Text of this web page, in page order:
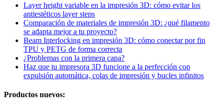
Layer height variable en la impresión 3D: cómo evitar los
antiestéticos layer steps
Comparación de materiales de impresión 3D: ¿qué filamento
se adapta mejor a tu proyecto?
Beam Interlocking en impresión 3D: cómo conectar por fin
TPU y PETG de forma correcta
¿Problemas con la primera capa?
Haz que tu impresora 3D funcione a la perfección con
expulsión automática, colas de impresión y bucles infinitos
Productos nuevos: